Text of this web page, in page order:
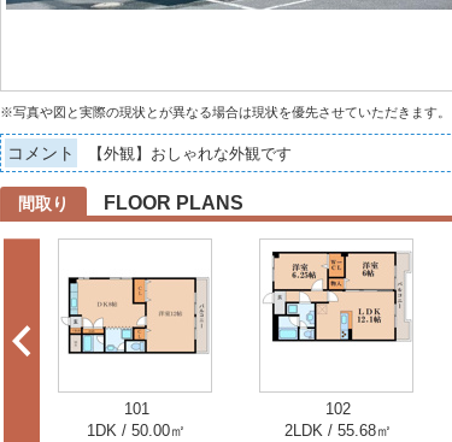
※写真や図と実際の現状とが異なる場合は現状を優先させていただきます。
コメント 【外観】おしゃれな外観です
間取り FLOOR PLANS
101
1DK / 50.00㎡
102
2LDK / 55.68㎡